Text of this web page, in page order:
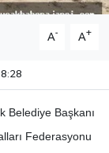
A- A+
Belediye Başkanı
Federasyonu